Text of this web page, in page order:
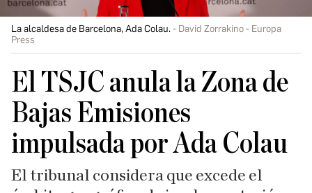
La alcaldesa de Barcelona, Ada Colau.
David Zorrakino - Europa
Press
El TSJC anula la Zona de
Bajas Emisiones
impulsada por Ada Colau
El tribunal considera que excede el